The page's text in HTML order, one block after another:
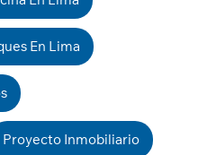
En Lima
Proyecto Inmobiliario